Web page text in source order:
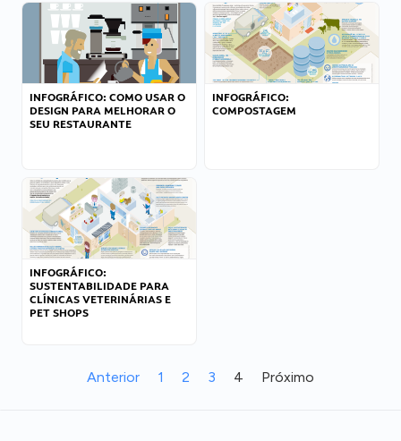
INFOGRÁFICO: COMO USAR O
DESIGN PARA MELHORAR O
SEU RESTAURANTE
INFOGRÁFICO:
COMPOSTAGEM
INFOGRÁFICO:
SUSTENTABILIDADE PARA
CLÍNICAS VETERINÁRIAS E
PET SHOPS
Anterior 1 2 3 4 Próximo